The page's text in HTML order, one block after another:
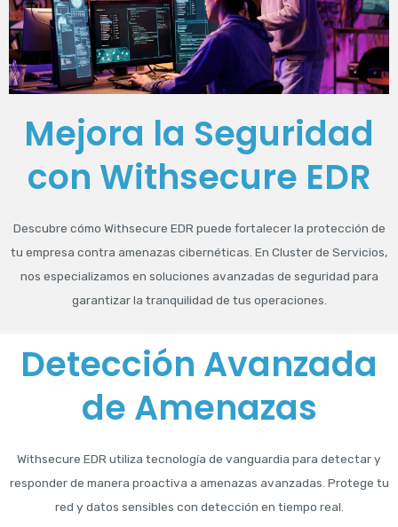
Mejora la Seguridad
con Withsecure EDR
Descubre cómo Withsecure EDR puede fortalecer la protección de
tu empresa contra amenazas cibernéticas. En Cluster de Servicios,
nos especializamos en soluciones avanzadas de seguridad para
garantizar la tranquilidad de tus operaciones.
Detección Avanzada
de Amenazas
Withsecure EDR utiliza tecnología de vanguardia para detectar y
responder de manera proactiva a amenazas avanzadas. Protege tu
red y datos sensibles con detección en tiempo real.